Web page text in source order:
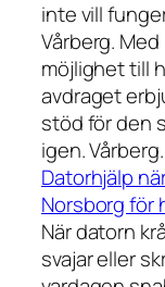
inte vill
Vårberg.
möjlighet till
avdraget
stöd för den
igen.
Datorhjälp
Norsborg för
När datorn
svajar eller